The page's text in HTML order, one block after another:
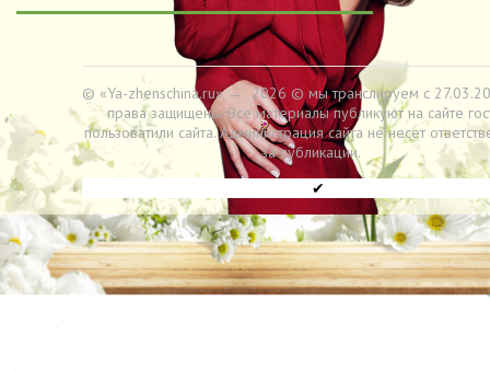
© «Ya-zhenschina.ru»→ 2026 © мы транслируем с
права защищены. Все материалы публикуют на сайте
пользоватили сайта. Администрация сайта не несет
за публикации.
✔